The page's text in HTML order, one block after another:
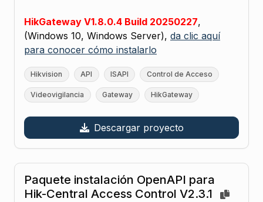
HikGateway V1.8.0.4 Build 20250227,
(Windows 10, Windows Server), da clic aquí
para conocer cómo instalarlo
Hikvision API ISAPI Control de Acceso
Videovigilancia Gateway HikGateway
Descargar proyecto
Paquete instalación OpenAPI para
Hik-Central Access Control V2.3.1